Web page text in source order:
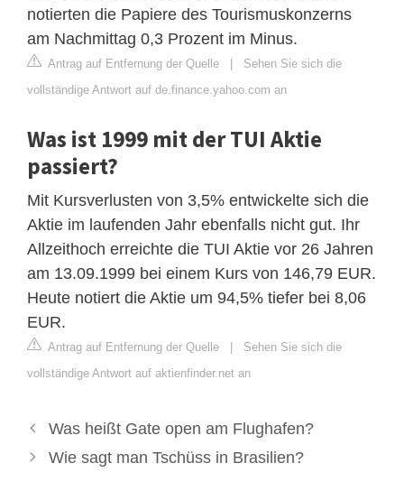
notierten die Papiere des Tourismuskonzerns
am Nachmittag 0,3 Prozent im Minus.
Antrag auf Entfernung der Quelle | Sehen Sie sich die
vollständige Antwort auf de.finance.yahoo.com an
Was ist 1999 mit der TUI Aktie
passiert?
Mit Kursverlusten von 3,5% entwickelte sich die
Aktie im laufenden Jahr ebenfalls nicht gut. Ihr
Allzeithoch erreichte die TUI Aktie vor 26 Jahren
am 13.09.1999 bei einem Kurs von 146,79 EUR.
Heute notiert die Aktie um 94,5% tiefer bei 8,06
EUR.
Antrag auf Entfernung der Quelle | Sehen Sie sich die
vollständige Antwort auf aktienfinder.net an
Was heißt Gate open am Flughafen?
Wie sagt man Tschüss in Brasilien?